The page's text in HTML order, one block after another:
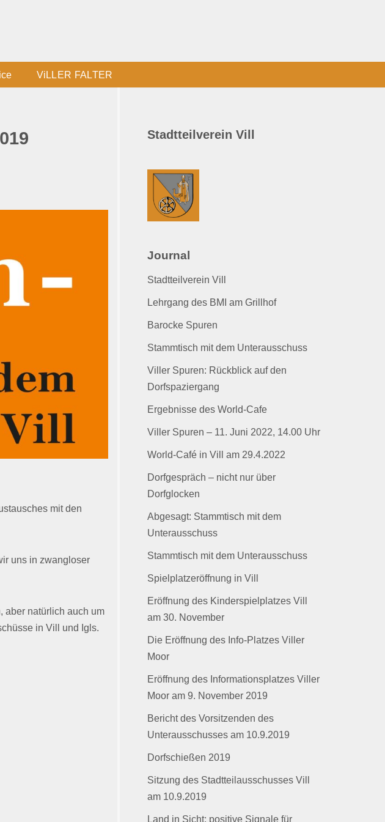
ViLLER FALTER
mit den
uns in zwangloser
aber natürlich auch um
in Vill und Igls.
Stadtteilverein Vill
Journal
Stadtteilverein Vill
Lehrgang des BMI am Grillhof
Barocke Spuren
Stammtisch mit dem Unterausschuss
Viller Spuren: Rückblick auf den
Dorfspaziergang
Ergebnisse des World-Cafe
Viller Spuren – 11. Juni 2022, 14.00 Uhr
World-Café in Vill am 29.4.2022
Dorfgespräch – nicht nur über
Dorfglocken
Abgesagt: Stammtisch mit dem
Unterausschuss
Stammtisch mit dem Unterausschuss
Spielplatzeröffnung in Vill
Eröffnung des Kinderspielplatzes Vill
am 30. November
Die Eröffnung des Info-Platzes Viller
Moor
Eröffnung des Informationsplatzes Viller
Moor am 9. November 2019
Bericht des Vorsitzenden des
Unterausschusses am 10.9.2019
Dorfschießen 2019
Sitzung des Stadtteilausschusses Vill
am 10.9.2019
Land in Sicht: positive Signale für